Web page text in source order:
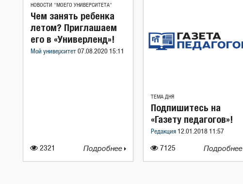
НОВОСТИ "МОЕГО УНИВЕРСИТЕТА"
2321
Чем занять ребенка
летом? Приглашаем
его в «Универленд»!
Мой университет 07.08.2020 15:11
Подробнее
ТЕМА ДНЯ
7125
Подпишитесь на
«Газету педагогов»!
Редакция 12.01.2018 11:57
Подробнее